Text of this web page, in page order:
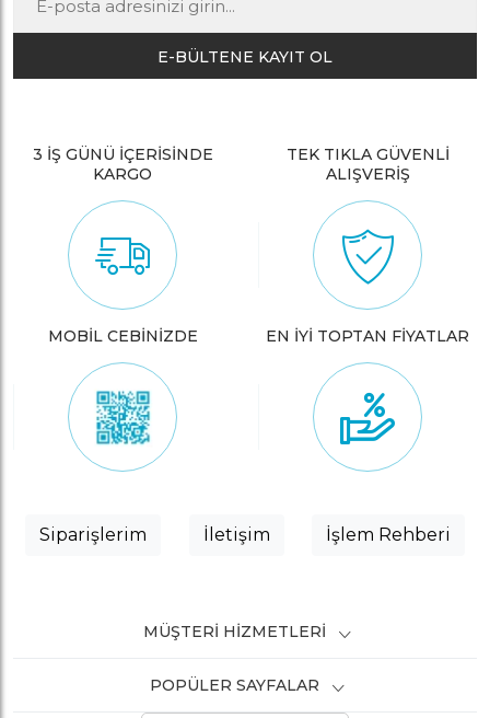
E-BÜLTENE KAYIT OL
3 İŞ GÜNÜ İÇERİSİNDE
KARGO
TEK TIKLA GÜVENLİ
ALIŞVERİŞ
MOBİL CEBİNİZDE EN İYİ TOPTAN FİYATLAR
Siparişlerim İletişim İşlem Rehberi
MÜŞTERI HIZMETLERI
POPÜLER SAYFALAR